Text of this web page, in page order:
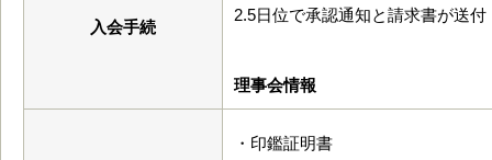
入会手続
2.5日位で承認通知と請求書が送付
理事会情報
・印鑑証明書